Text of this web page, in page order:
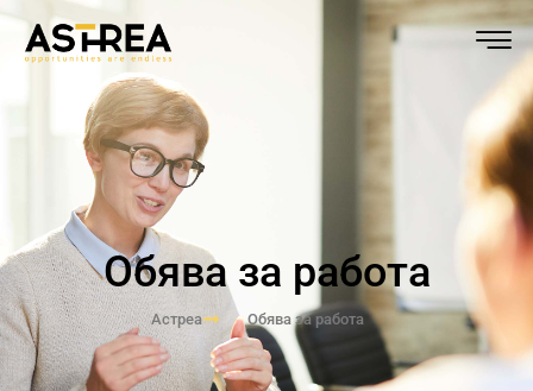
Обява за работа
Астреа Обява за работа